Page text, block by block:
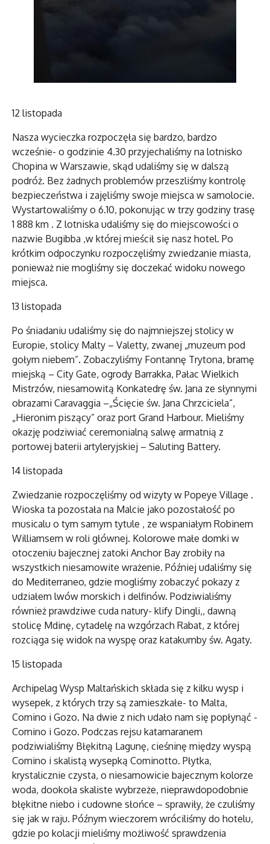
12 listopada
Nasza wycieczka rozpoczęła się bardzo, bardzo
wcześnie- o godzinie 4.30 przyjechaliśmy na lotnisko
Chopina w Warszawie, skąd udaliśmy się w dalszą
podróż. Bez żadnych problemów przeszliśmy kontrolę
bezpieczeństwa i zajęliśmy swoje miejsca w samolocie.
Wystartowaliśmy o 6.10, pokonując w trzy godziny trasę
1 888 km . Z lotniska udaliśmy się do miejscowości o
nazwie Bugibba ,w której mieścił się nasz hotel. Po
krótkim odpoczynku rozpoczęliśmy zwiedzanie miasta,
ponieważ nie mogliśmy się doczekać widoku nowego
miejsca.
13 listopada
Po śniadaniu udaliśmy się do najmniejszej stolicy w
Europie, stolicy Malty – Valetty, zwanej „muzeum pod
gołym niebem”. Zobaczyliśmy Fontannę Trytona, bramę
miejską – City Gate, ogrody Barrakka, Pałac Wielkich
Mistrzów, niesamowitą Konkatedrę św. Jana ze słynnymi
obrazami Caravaggia –„Ścięcie św. Jana Chrzciciela”,
„Hieronim piszący” oraz port Grand Harbour. Mieliśmy
okazję podziwiać ceremonialną salwę armatnią z
portowej baterii artyleryjskiej – Saluting Battery.
14 listopada
Zwiedzanie rozpoczęliśmy od wizyty w Popeye Village .
Wioska ta pozostała na Malcie jako pozostałość po
musicalu o tym samym tytule , ze wspaniałym Robinem
Williamsem w roli głównej. Kolorowe małe domki w
otoczeniu bajecznej zatoki Anchor Bay zrobiły na
wszystkich niesamowite wrażenie. Później udaliśmy się
do Mediterraneo, gdzie mogliśmy zobaczyć pokazy z
udziałem lwów morskich i delfinów. Podziwialiśmy
również prawdziwe cuda natury- klify Dingli,, dawną
stolicę Mdinę, cytadelę na wzgórzach Rabat, z której
rozciąga się widok na wyspę oraz katakumby św. Agaty.
15 listopada
Archipelag Wysp Maltańskich składa się z kilku wysp i
wysepek, z których trzy są zamieszkałe- to Malta,
Comino i Gozo. Na dwie z nich udało nam się popłynąć -
Comino i Gozo. Podczas rejsu katamaranem
podziwialiśmy Błękitną Lagunę, cieśninę między wyspą
Comino i skalistą wysepką Cominotto. Płytka,
krystalicznie czysta, o niesamowicie bajecznym kolorze
woda, dookoła skaliste wybrzeże, nieprawdopodobnie
błękitne niebo i cudowne słońce – sprawiły, że czuliśmy
się jak w raju. Późnym wieczorem wróciliśmy do hotelu,
gdzie po kolacji mieliśmy możliwość sprawdzenia